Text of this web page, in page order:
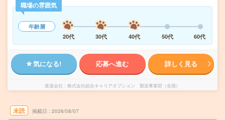
職場の雰囲気
年齢層
20代
30代 40代 50代 60代
気になる! 応募へ進む 詳しく見る
派遣会社 株式会社綜合キャリアオプション 製造事業部（全国）
未読 掲載日 2026/08/07